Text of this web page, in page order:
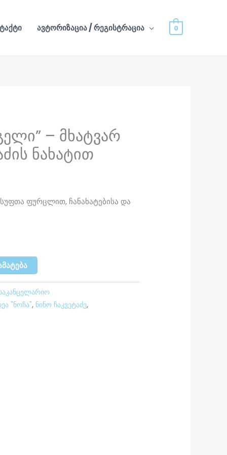
ავტორიზაცია / რეგისტრაცია 0
– მხატვარ
ნახატით
ფურცლით, ჩანახატებისა და
"ნოჩა", ნინო ჩაკვეტაძე,